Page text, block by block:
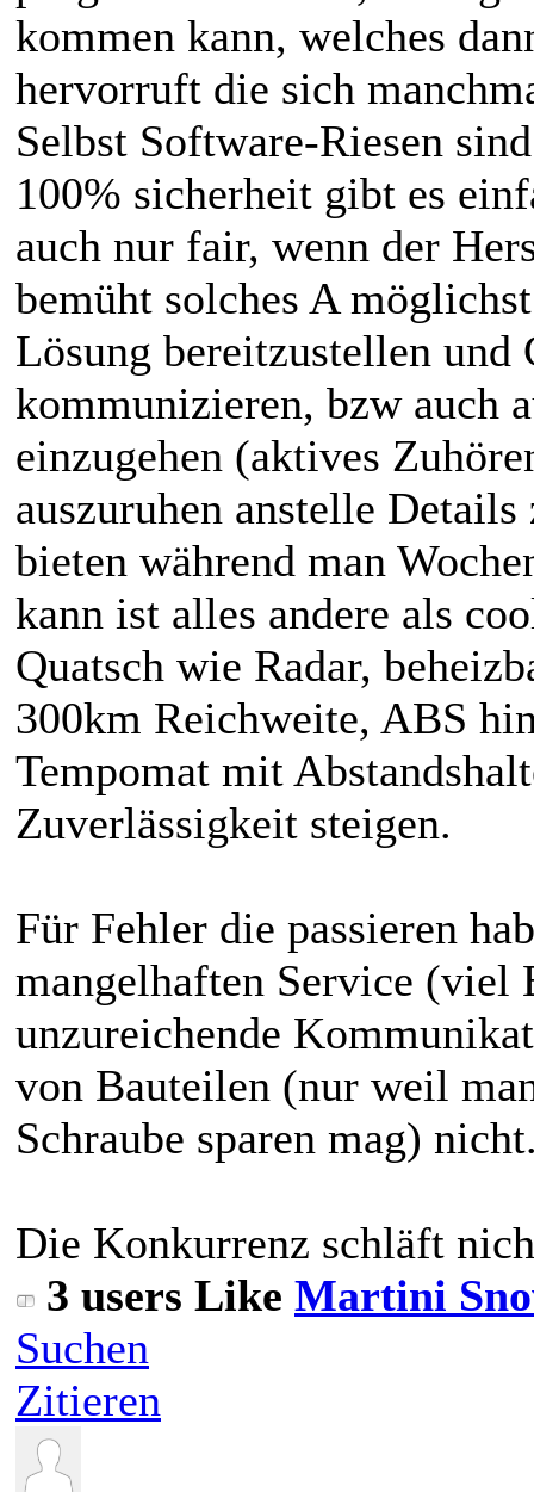
kommen kann, welches
hervorruft die sich
Selbst Software-Riesen
100% sicherheit gibt es
auch nur fair, wenn der
bemüht solches A
Lösung bereitzustellen und
kommunizieren, bzw auch
einzugehen (aktives
auszuruhen anstelle
bieten während man
kann ist alles andere als
Quatsch wie Radar,
300km Reichweite, ABS
Tempomat mit
Zuverlässigkeit steigen.
Für Fehler die passieren
mangelhaften Service (viel
unzureichende
von Bauteilen (nur weil
Schraube sparen mag)
Die Konkurrenz schläft
3 users Like Martini
Suchen
Zitieren